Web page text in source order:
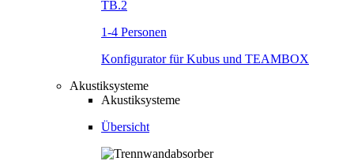
TB.2
1-4 Personen
Konfigurator für Kubus und TEAMBOX
Akustiksysteme
Akustiksysteme
Übersicht